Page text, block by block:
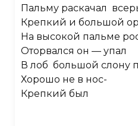
Пальму раскачал
Крепкий и большой
На высокой пальме
Оторвался он — упал
В лоб большой слону
Хорошо не в нос-
Крепкий был